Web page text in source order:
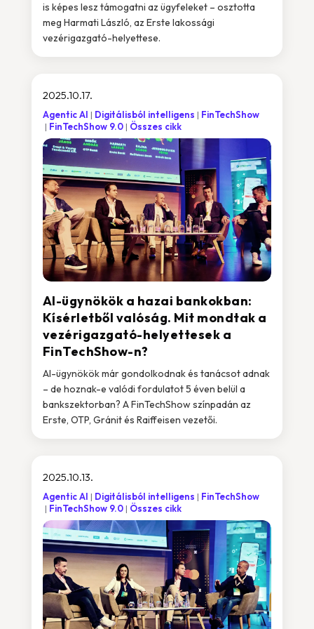
is képes lesz támogatni az ügyfeleket – osztotta
meg Harmati László, az Erste lakossági
vezérigazgató-helyettese.
AI-ügynökök a hazai bankokban:
Kísérletből valóság. Mit mondtak a
vezérigazgató-helyettesek a
FinTechShow-n?
2025.10.17.
Agentic AI Digitálisból intelligens
FinTechShow
FinTechShow 9.0
Összes cikk
AI-ügynökök már gondolkodnak és tanácsot adnak
– de hoznak-e valódi fordulatot 5 éven belül a
bankszektorban? A FinTechShow színpadán az
Erste, OTP, Gránit és Raiffeisen vezetői.
2025.10.13.
Agentic AI Digitálisból intelligens
FinTechShow
FinTechShow 9.0
Összes cikk